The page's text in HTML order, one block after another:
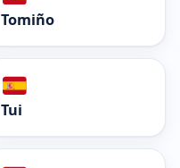
Tomiño
Tui